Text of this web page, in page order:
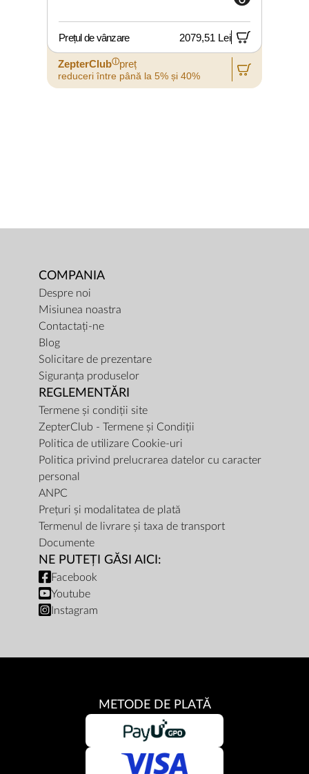
Prețul de vânzare 2079,51 Lei
ZepterClubⓘpreț
reduceri între până la 5% și 40%
COMPANIA
Despre noi
Misiunea noastra
Contactați-ne
Blog
Solicitare de prezentare
Siguranța produselor
REGLEMENTĂRI
Termene și condiții site
ZepterClub - Termene și Condiții
Politica de utilizare Cookie-uri
Politica privind prelucrarea datelor cu caracter
personal
ANPC
Prețuri și modalitatea de plată
Termenul de livrare și taxa de transport
Documente
NE PUTEȚI GĂSI AICI:
Facebook
Youtube
Instagram
METODE DE PLATĂ